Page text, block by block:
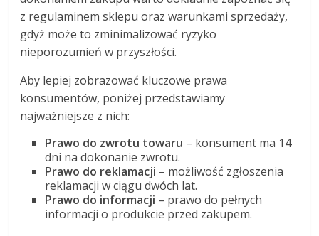
z regulaminem sklepu oraz warunkami sprzedaży,
gdyż może to zminimalizować ryzyko
nieporozumień w przyszłości.
Aby lepiej zobrazować kluczowe prawa
konsumentów, poniżej przedstawiamy
najważniejsze z nich:
Prawo do zwrotu towaru – konsument ma 14
dni na dokonanie zwrotu.
Prawo do reklamacji – możliwość zgłoszenia
reklamacji w ciągu dwóch lat.
Prawo do informacji – prawo do pełnych
informacji o produkcie przed zakupem.